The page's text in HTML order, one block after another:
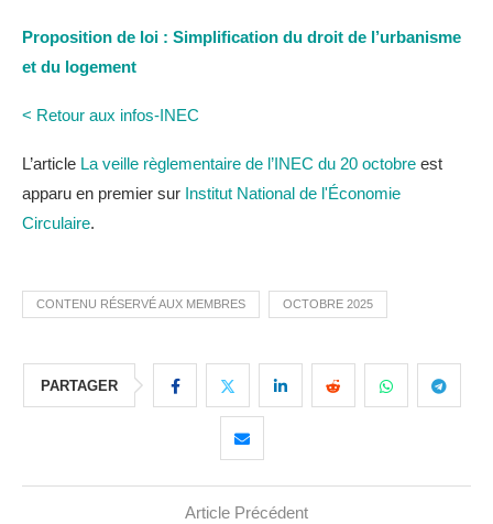
Proposition de loi : Simplification du droit de l’urbanisme
et du logement
< Retour aux infos-INEC
L’article La veille règlementaire de l’INEC du 20 octobre est
apparu en premier sur Institut National de l'Économie
Circulaire.
CONTENU RÉSERVÉ AUX MEMBRES OCTOBRE 2025
PARTAGER
Article Précédent